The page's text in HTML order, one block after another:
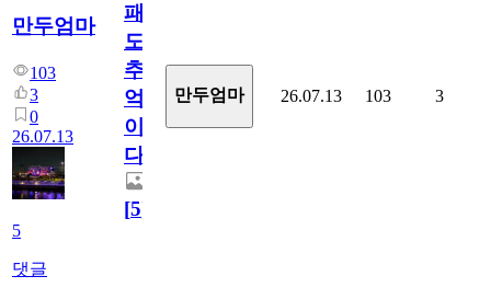
만두엄마
103
3
0
26.07.13
5
댓글
패
도
추
억
이
다.
[5]
만두엄마 26.07.13 103 3